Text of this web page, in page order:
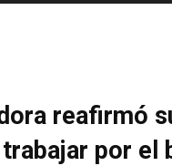
reafirmó
por el